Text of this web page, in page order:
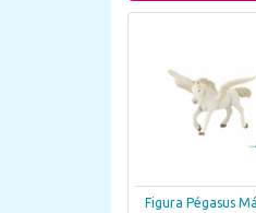
Figura Pégasus